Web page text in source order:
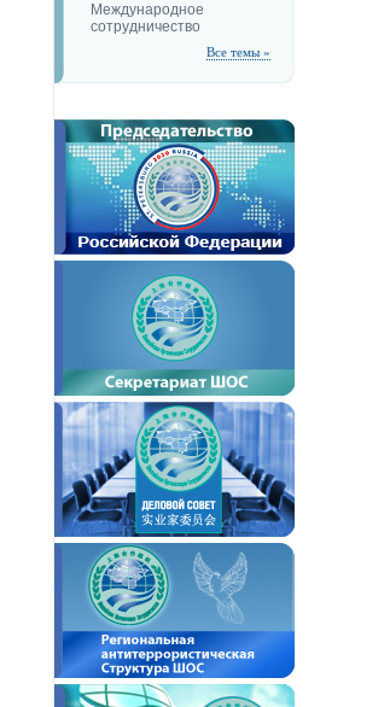
Международное
сотрудничество
Все темы »